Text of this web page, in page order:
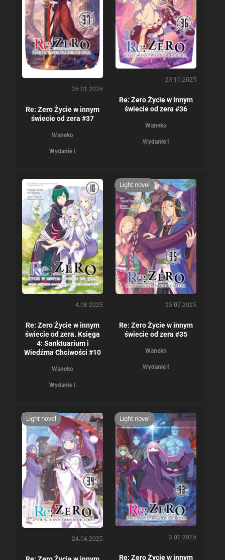
26.01.2026
Re: Zero Życie w innym
świecie od zera #37
Waneko
Wydanie I
23.10.2025
Re: Zero Życie w innym
świecie od zera #36
Waneko
Wydanie I
4.08.2025
Re: Zero Życie w innym
świecie od zera. Księga
4: Sanktuarium i
Wiedźma Chciwości #10
Waneko
Wydanie I
Light novel
25.07.2025
Re: Zero Życie w innym
świecie od zera #35
Waneko
Wydanie I
Light novel
24.04.2025
Light novel
3.02.2025
Re: Zero Życie w innym